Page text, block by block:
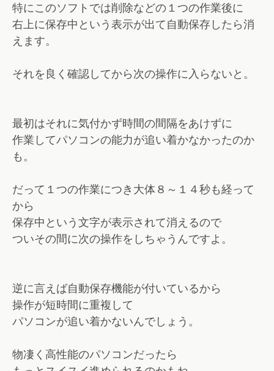
特にこのソフトでは削除などの１つの作業後に
右上に保存中という表示が出て自動保存したら消
えます。
それを良く確認してから次の操作に入らないと。
最初はそれに気付かず時間の間隔をあけずに
作業してパソコンの能力が追い着かなかったのか
も。
だって１つの作業につき大体８～１４秒も経って
から
保存中という文字が表示されて消えるので
ついその間に次の操作をしちゃうんですよ。
逆に言えば自動保存機能が付いているから
操作が短時間に重複して
パソコンが追い着かないんでしょう。
物凄く高性能のパソコンだったら